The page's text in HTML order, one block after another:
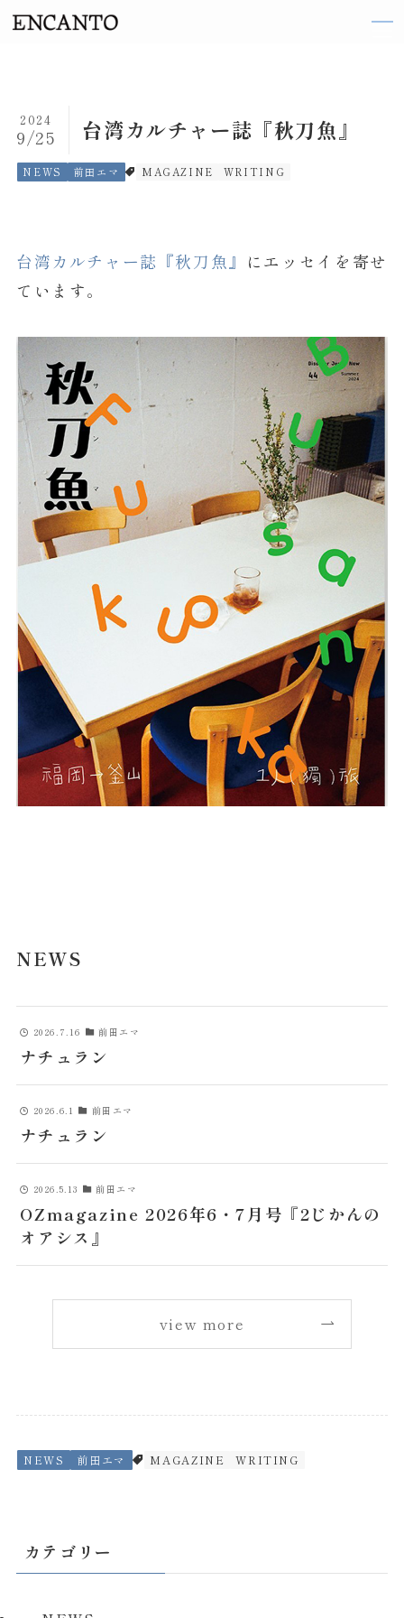
ARTIST
来島 ななお
阪井 まどか
廣田 恵子
前田 エマ
misa
NEWS
COMPANY
台湾カルチャー誌『秋刀魚』
2024
9/25
NEWS 前田エマ MAGAZINE WRITING
台湾カルチャー誌『秋刀魚』 にエッセイを寄せ
ています。
NEWS
2026.7.16 前田エマ
ナチュラン
2026.6.1 前田エマ
ナチュラン
2026.5.13 前田エマ
OZmagazine 2026年6・7月号『2じかんの
オアシス』
view more
NEWS 前田エマ MAGAZINE WRITING
カテゴリー